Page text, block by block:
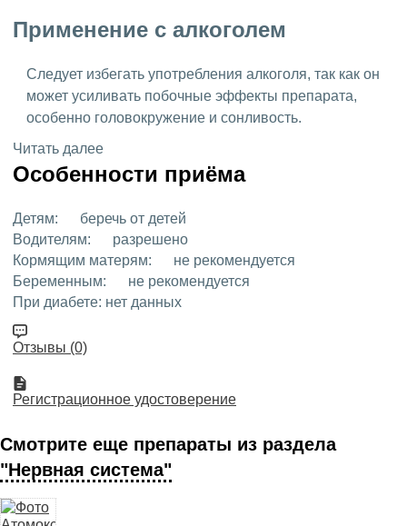
Применение с алкоголем
Следует избегать употребления алкоголя, так как он
может усиливать побочные эффекты препарата,
особенно головокружение и сонливость.
Читать далее
Особенности приёма
Детям:
беречь от детей
Водителям:
разрешено
Кормящим матерям:
не рекомендуется
Беременным:
не рекомендуется
При диабете: нет данных
Отзывы (0)
Регистрационное удостоверение
Смотрите еще препараты из раздела
"Нервная система"